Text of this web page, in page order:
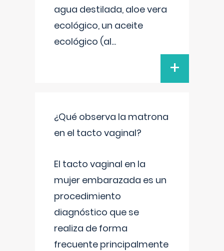
agua destilada, aloe vera
ecológico, un aceite
ecológico (al...
+
¿Qué observa la matrona
en el tacto vaginal?
El tacto vaginal en la
mujer embarazada es un
procedimiento
diagnóstico que se
realiza de forma
frecuente principalmente